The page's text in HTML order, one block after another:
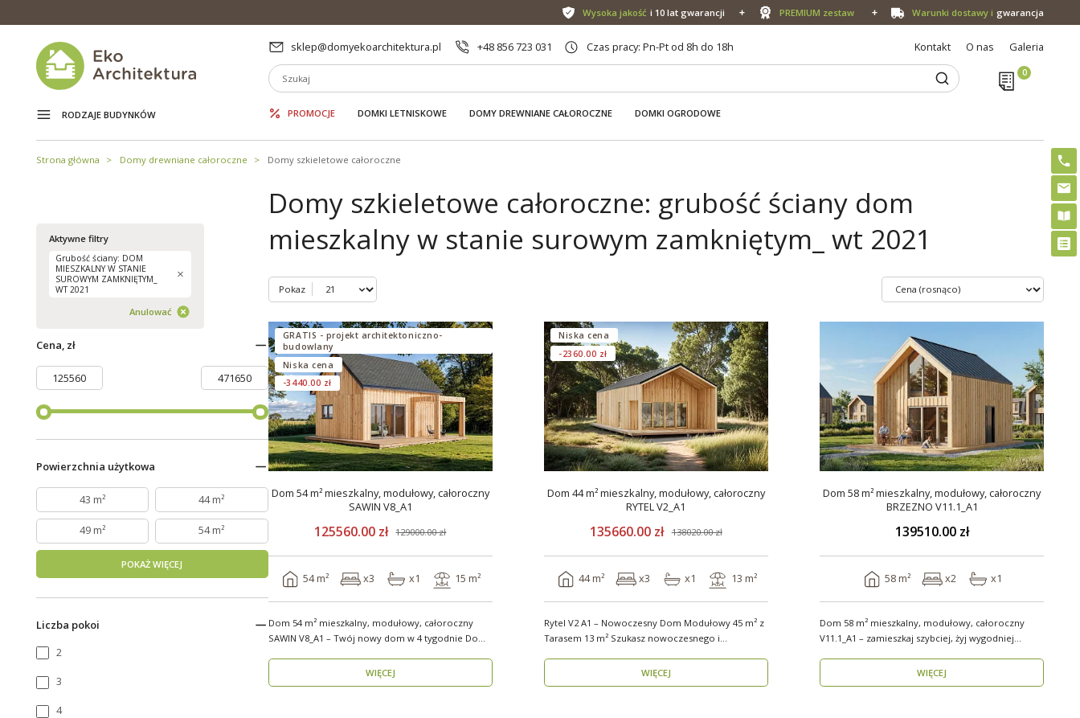
Wysoka jakość i 10 lat gwarancji PREMIUM zestaw Warunki dostawy i gwarancja
sklep@domyekoarchitektura.pl +48 856 723 031 Czas pracy: Pn-Pt od 8h do 18h Kontakt O nas Galeria
RODZAJE BUDYNKÓW PROMOCJE DOMKI LETNISKOWE DOMY DREWNIANE CAŁOROCZNE DOMKI OGRODOWE
Strona główna Domy drewniane całoroczne Domy szkieletowe całoroczne
Aktywne filtry
Grubość ściany: DOM
MIESZKALNY W STANIE
SUROWYM ZAMKNIĘTYM_
WT 2021
Anulować
Cena, zł
Powierzchnia użytkowa
43 m² 44 m²
49 m² 54 m²
POKAŻ WIĘCEJ
Liczba pokoi
2
3
4
Domy szkieletowe całoroczne: grubość ściany dom
mieszkalny w stanie surowym zamkniętym_ wt 2021
Pokaz
GRATIS - projekt architektoniczno-
budowlany
Niska cena
-3440.00 zł
Dom 54 m² mieszkalny, modułowy, całoroczny
SAWIN V8_A1
125560.00 zł 129000.00 zł
54 m² x3 x1 15 m²
Dom 54 m² mieszkalny, modułowy, całoroczny
SAWIN V8_A1 – Twój nowy dom w 4 tygodnie Domy
WIĘCEJ
Niska cena
-2360.00 zł
Dom 44 m² mieszkalny, modułowy, całoroczny
RYTEL V2_A1
135660.00 zł 138020.00 zł
44 m² x3 x1 13 m²
Rytel V2 A1 – Nowoczesny Dom Modułowy 45 m² z
Tarasem 13 m² Szukasz nowoczesnego i
WIĘCEJ
Dom 58 m² mieszkalny, modułowy, całoroczny
BRZEZNO V11.1_A1
139510.00 zł
58 m² x2 x1
Dom 58 m² mieszkalny, modułowy, całoroczny
V11.1_A1 – zamieszkaj szybciej, żyj wygodniej
WIĘCEJ